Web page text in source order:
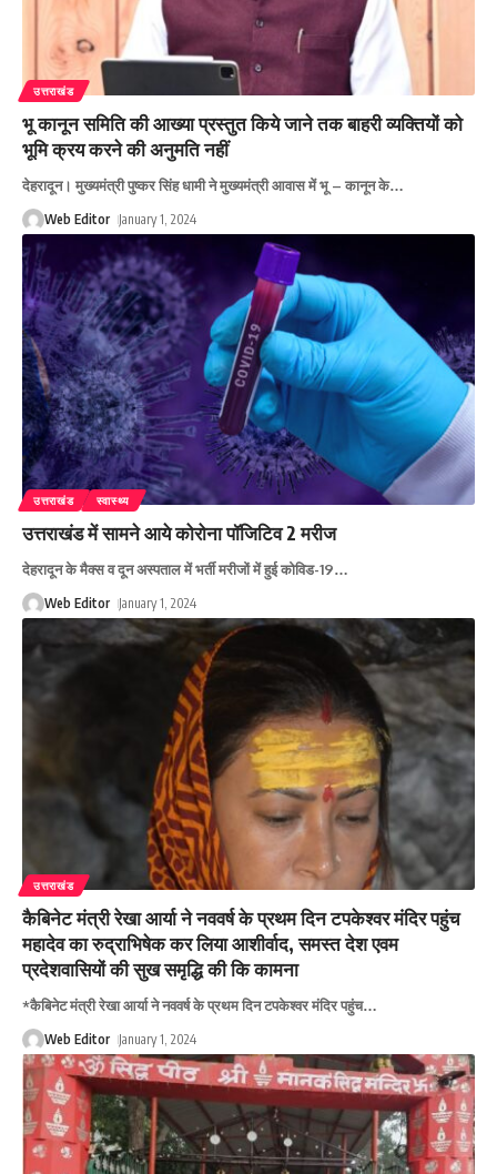
उत्तराखंड
भू कानून समिति की आख्या प्रस्तुत किये जाने तक बाहरी व्यक्तियों को
भूमि क्रय करने की अनुमति नहीं
देहरादून। मुख्यमंत्री पुष्कर सिंह धामी ने मुख्यमंत्री आवास में भू – कानून के…
Web Editor January 1, 2024
उत्तराखंड स्वास्थ्य
उत्तराखंड में सामने आये कोरोना पॉजिटिव 2 मरीज
देहरादून के मैक्स व दून अस्पताल में भर्ती मरीजों में हुई कोविड-19…
Web Editor January 1, 2024
उत्तराखंड
कैबिनेट मंत्री रेखा आर्या ने नववर्ष के प्रथम दिन टपकेश्वर मंदिर पहुंच
महादेव का रुद्राभिषेक कर लिया आशीर्वाद, समस्त देश एवम
प्रदेशवासियों की सुख समृद्धि की कि कामना
*कैबिनेट मंत्री रेखा आर्या ने नववर्ष के प्रथम दिन टपकेश्वर मंदिर पहुंच…
Web Editor January 1, 2024